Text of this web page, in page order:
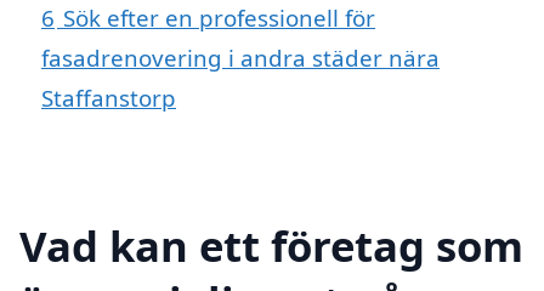
6 Sök efter en professionell för
fasadrenovering i andra städer nära
Staffanstorp
Vad kan ett företag som